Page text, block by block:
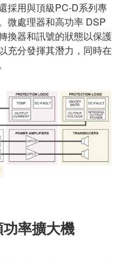
採用與頂級PC-D系列專
微處理器和高功率 DSP
換器和訊號的狀態以保護
充分發揮其潛力，同時在
功率擴大機